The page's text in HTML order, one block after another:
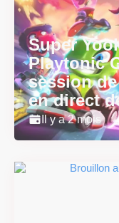
Super
Playtonic
session
en direct
Il y a 2 mois